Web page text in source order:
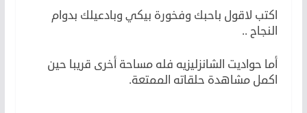
اكتب لاقول باحبك وفخورة بيكي وبادعيلك بدوام
النجاح ..
أما حواديت الشانزليزيه فله مساحة أخرى قريبا حين
اكمل مشاهدة حلقاته الممتعة.